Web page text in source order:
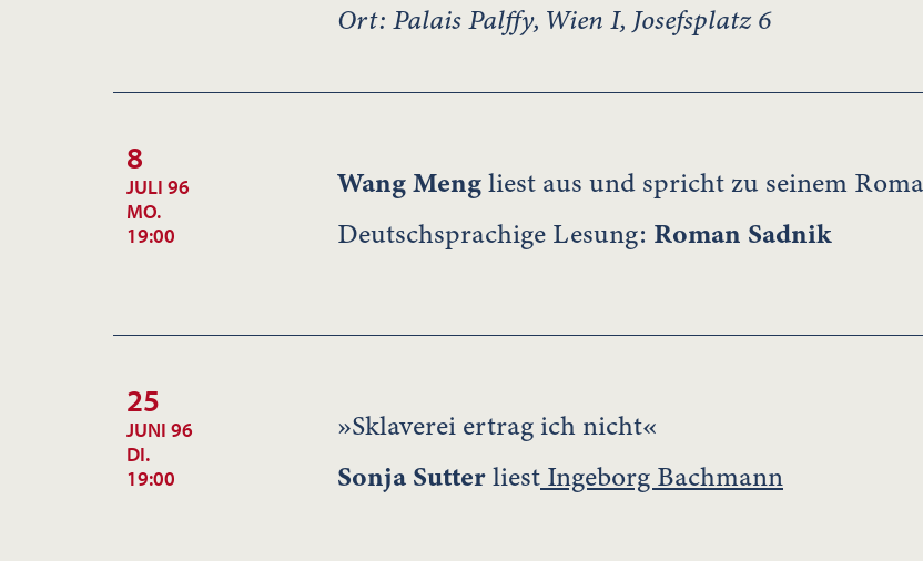
Ort: Palais Palffy, Wien I, Josefsplatz 6
8
JULI 96
MO.
19:00
Wang Mengliest aus und spricht zu seinem
Deutschsprachige Lesung: Roman Sadnik
25
JUNI 96
DI.
19:00
»Sklaverei ertrag ich nicht«
Sonja Sutterliest Ingeborg Bachmann